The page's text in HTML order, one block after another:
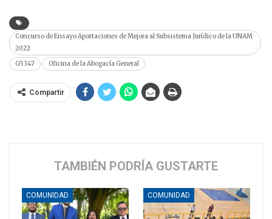
Concurso de Ensayo Aportaciones de Mejora al Subsistema Jurídico de la UNAM
2022
G5347
Oficina de la Abogacía General
Compartir
TAMBIÉN PODRÍA GUSTARTE
COMUNIDAD COMUNIDAD